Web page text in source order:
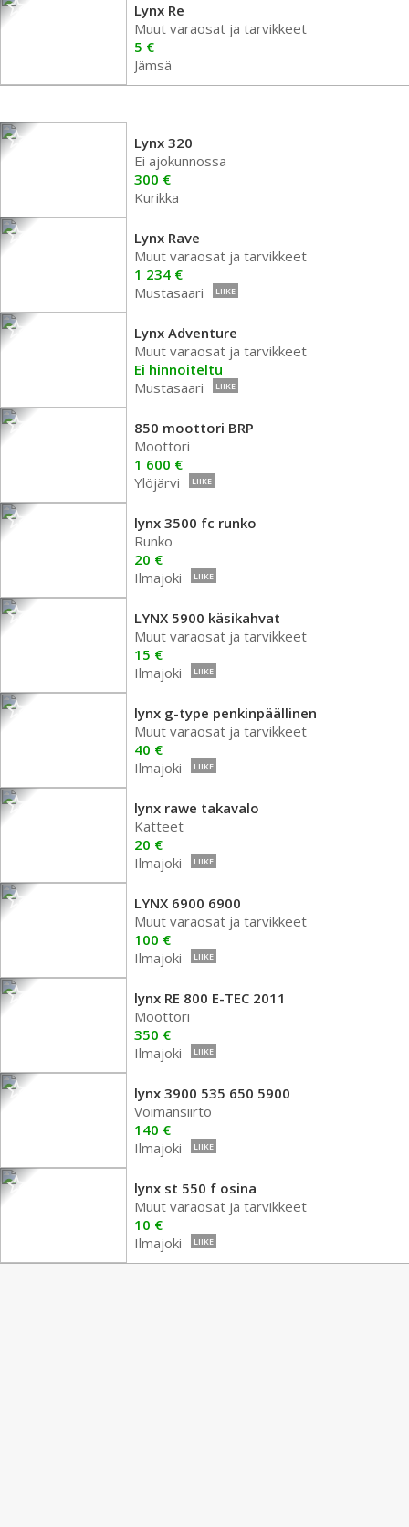
Lynx Re
Muut varaosat ja tarvikkeet
5 €
Jämsä
Lynx 320
Ei ajokunnossa
300 €
Kurikka
Lynx Rave
Muut varaosat ja tarvikkeet
1 234 €
Mustasaari
LIIKE
Lynx Adventure
Muut varaosat ja tarvikkeet
Ei hinnoiteltu
Mustasaari
LIIKE
850 moottori BRP
Moottori
1 600 €
Ylöjärvi
LIIKE
lynx 3500 fc runko
Runko
20 €
Ilmajoki
LIIKE
LYNX 5900 käsikahvat
Muut varaosat ja tarvikkeet
15 €
Ilmajoki
LIIKE
lynx g-type penkinpäällinen
Muut varaosat ja tarvikkeet
40 €
Ilmajoki
LIIKE
lynx rawe takavalo
Katteet
20 €
Ilmajoki
LIIKE
LYNX 6900 6900
Muut varaosat ja tarvikkeet
100 €
Ilmajoki
LIIKE
lynx RE 800 E-TEC 2011
Moottori
350 €
Ilmajoki
LIIKE
lynx 3900 535 650 5900
Voimansiirto
140 €
Ilmajoki
LIIKE
lynx st 550 f osina
Muut varaosat ja tarvikkeet
10 €
Ilmajoki
LIIKE